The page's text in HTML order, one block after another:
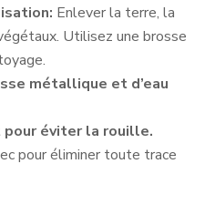
Enlever la terre, la
Utilisez une brosse
métallique et d’eau
pour éviter la rouille.
pour éliminer toute trace